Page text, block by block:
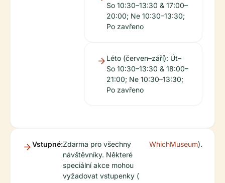
So 10:30–13:30 & 17:00–
20:00; Ne 10:30–13:30;
Po zavřeno
Léto (červen–září): Út–
So 10:30–13:30 & 18:00–
21:00; Ne 10:30–13:30;
Po zavřeno
Vstupné:Zdarma pro všechny
návštěvníky. Některé
speciální akce mohou
vyžadovat vstupenky (
WhichMuseum).